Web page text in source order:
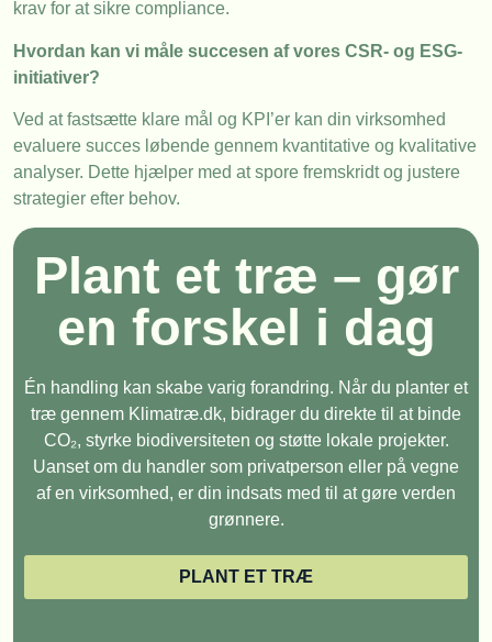
krav for at sikre compliance.
Hvordan kan vi måle succesen af vores CSR- og ESG-
initiativer?
Ved at fastsætte klare mål og KPI’er kan din virksomhed
evaluere succes løbende gennem kvantitative og kvalitative
analyser. Dette hjælper med at spore fremskridt og justere
strategier efter behov.
Plant et træ – gør
en forskel i dag
Én handling kan skabe varig forandring. Når du planter et
træ gennem Klimatræ.dk, bidrager du direkte til at binde
CO₂, styrke biodiversiteten og støtte lokale projekter.
Uanset om du handler som privatperson eller på vegne
af en virksomhed, er din indsats med til at gøre verden
grønnere.
PLANT ET TRÆ